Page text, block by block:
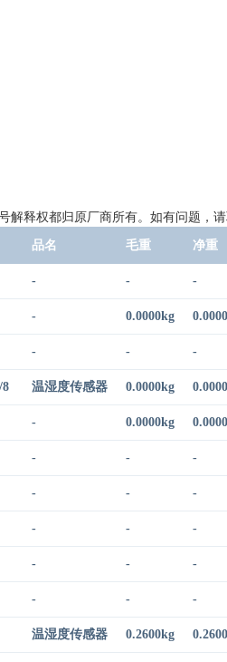
解释权都归原厂商所有。如有问题，请
品名 毛重 净重
- - -
- 0.0000kg
- - -
温湿度传感器 0.0000kg
- 0.0000kg
- - -
- - -
- - -
- - -
- - -
温湿度传感器 0.2600kg